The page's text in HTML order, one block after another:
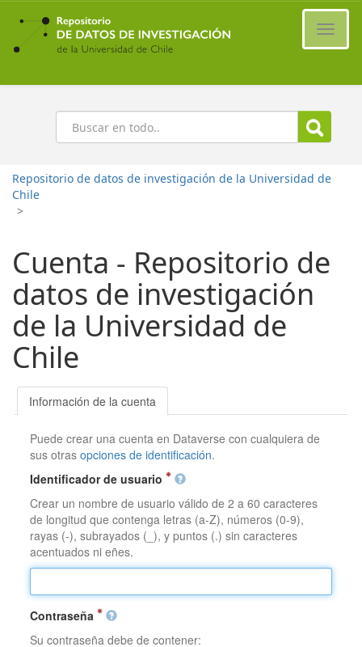
Ir
contenido
principal
Buscar
Repositorio de datos de investigación de la Universidad de
Chile
>
Cuenta - Repositorio de
datos de investigación
de la Universidad de
Chile
Información de la cuenta
Puede crear una cuenta en Dataverse con cualquiera de
sus otrasopciones de identificación.
Identificador de usuario
Crear un nombre de usuario válido de 2 a 60 caracteres
de longitud que contenga letras (a-Z), números (0-9),
rayas (-), subrayados (_), y puntos (.) sin caracteres
acentuados ni eñes.
Contraseña
Su contraseña debe de contener: